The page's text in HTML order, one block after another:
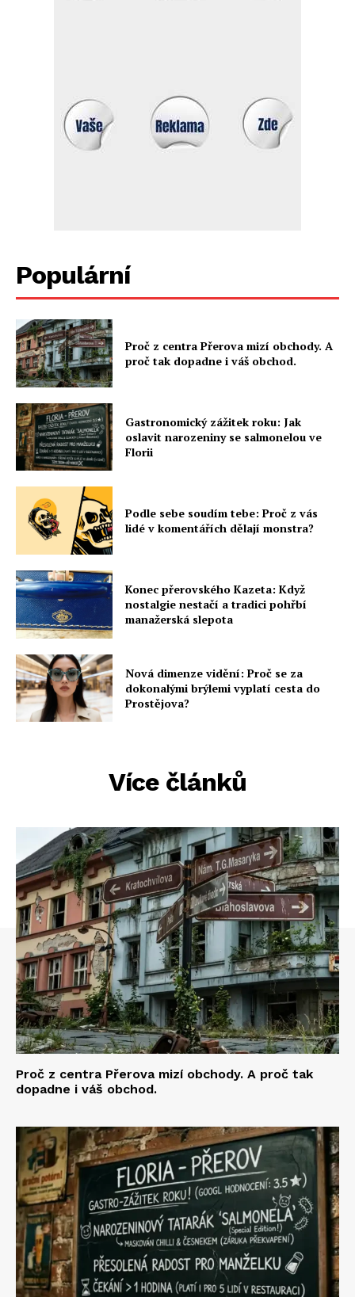
Populární
Proč z centra Přerova mizí obchody. A
proč tak dopadne i váš obchod.
Gastronomický zážitek roku: Jak
oslavit narozeniny se salmonelou ve
Florii
Podle sebe soudím tebe: Proč z vás
lidé v komentářích dělají monstra?
Konec přerovského Kazeta: Když
nostalgie nestačí a tradici pohřbí
manažerská slepota
Nová dimenze vidění: Proč se za
dokonalými brýlemi vyplatí cesta do
Prostějova?
Více článků
Proč z centra Přerova mizí obchody. A proč tak
dopadne i váš obchod.